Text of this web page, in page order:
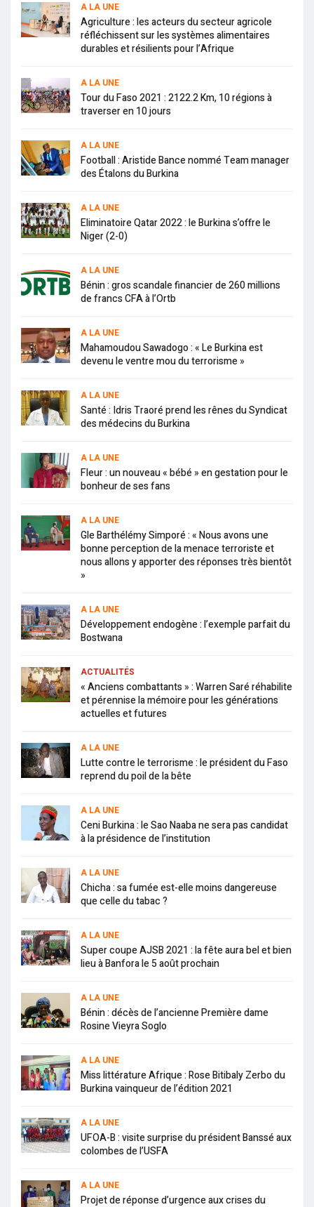
A LA UNE
Agriculture : les acteurs du secteur agricole
réfléchissent sur les systèmes alimentaires
durables et résilients pour l’Afrique
A LA UNE
Tour du Faso 2021 : 2122.2 Km, 10 régions à
traverser en 10 jours
A LA UNE
Football : Aristide Bance nommé Team manager
des Étalons du Burkina
A LA UNE
Eliminatoire Qatar 2022 : le Burkina s’offre le
Niger (2-0)
A LA UNE
Bénin : gros scandale financier de 260 millions
de francs CFA à l’Ortb
A LA UNE
Mahamoudou Sawadogo : « Le Burkina est
devenu le ventre mou du terrorisme »
A LA UNE
Santé : Idris Traoré prend les rênes du Syndicat
des médecins du Burkina
A LA UNE
Fleur : un nouveau « bébé » en gestation pour le
bonheur de ses fans
A LA UNE
Gle Barthélémy Simporé : « Nous avons une
bonne perception de la menace terroriste et
nous allons y apporter des réponses très bientôt
»
A LA UNE
Développement endogène : l’exemple parfait du
Bostwana
ACTUALITÉS
« Anciens combattants » : Warren Saré réhabilite
et pérennise la mémoire pour les générations
actuelles et futures
A LA UNE
Lutte contre le terrorisme : le président du Faso
reprend du poil de la bête
A LA UNE
Ceni Burkina : le Sao Naaba ne sera pas candidat
à la présidence de l’institution
A LA UNE
Chicha : sa fumée est-elle moins dangereuse
que celle du tabac ?
A LA UNE
Super coupe AJSB 2021 : la fête aura bel et bien
lieu à Banfora le 5 août prochain
A LA UNE
Bénin : décès de l’ancienne Première dame
Rosine Vieyra Soglo
A LA UNE
Miss littérature Afrique : Rose Bitibaly Zerbo du
Burkina vainqueur de l’édition 2021
A LA UNE
UFOA-B : visite surprise du président Banssé aux
colombes de l’USFA
A LA UNE
Projet de réponse d’urgence aux crises du